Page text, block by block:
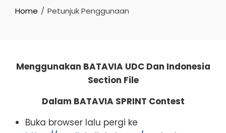
Home Petunjuk Penggunaan
Menggunakan BATAVIA UDC Dan Indonesia
Section File
Dalam BATAVIA SPRINT Contest
Buka browser lalu pergi ke